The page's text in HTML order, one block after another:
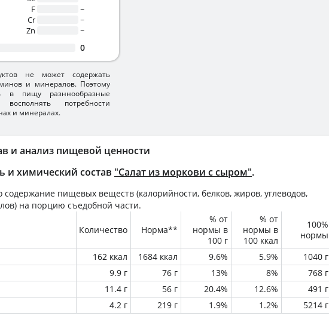
и анализ пищевой ценности
и химический состав "Салат из моркови с сыром".
пищевых веществ (калорийности, белков, жиров, углеводов,
на порцию съедобной части.
Количество Норма**
% от
нормы в
100 г
% от
нормы в
100 ккал
100%
нормы
162 ккал
1684 ккал 9.6% 5.9%
1040 г
9.9 г
76 г 13% 8%
768 г
11.4 г
56 г 20.4% 12.6%
491 г
4.2 г
219 г 1.9% 1.2% 5214 г
F
~
Cr
~
Zn
~
0
не может содержать
и минералов. Поэтому
в пищу разннообразные
потребности
и минералах.